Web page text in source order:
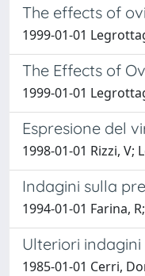
The effects of
1999-01-01
The Effects of
1999-01-01
Espresione del
1998-01-01 Rizzi, V;
Indagini sulla
1994-01-01 Farina,
Ulteriori
1985-01-01 Cerri,